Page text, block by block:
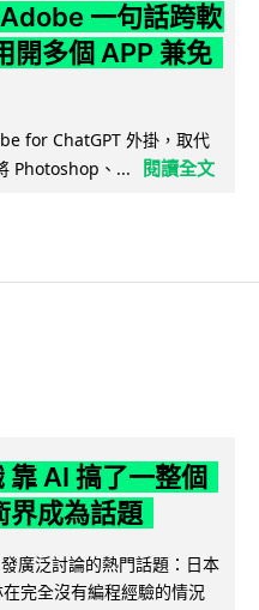
一句話跨軟
開多個 APP 兼免
for ChatGPT 外掛，取代
Photoshop、...
閱讀全文
靠 AI 搞了一整個
界成為話題
廣泛討論的熱門話題：日本
完全沒有編程經驗的情況